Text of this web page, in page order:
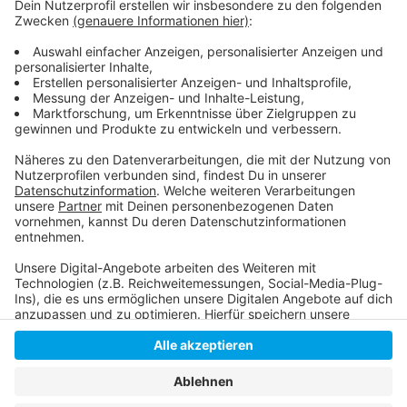
kommenden Wochenende geht das Rennen um die
besten Platzierungen vor Start der Playoffs nun mit
zwei Heimspielen gegen Nürnberg und Straubing
weiter.
Anzeige